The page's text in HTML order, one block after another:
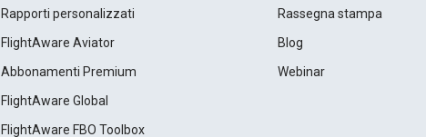
Rapporti personalizzati
FlightAware Aviator
Abbonamenti Premium
FlightAware Global
FlightAware FBO Toolbox
Rassegna stampa
Blog
Webinar